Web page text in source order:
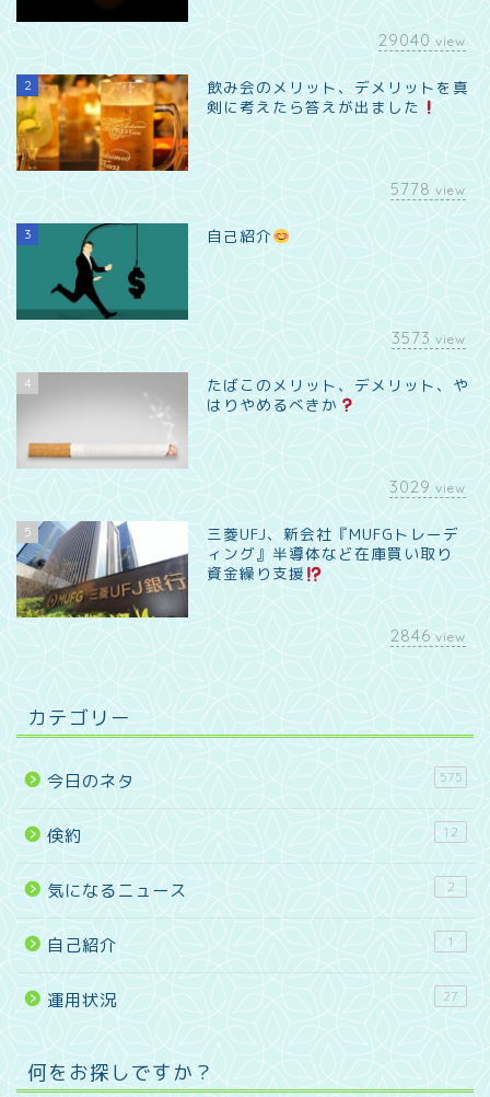
29040 view
2
飲み会のメリット、デメリットを真
剣に考えたら答えが出ました
5778 view
3 自己紹介
3573 view
4
たばこのメリット、デメリット、や
はりやめるべきか
3029 view
5
三菱UFJ、新会社『MUFGトレーデ
ィング』半導体など在庫買い取り
資金繰り支援
2846 view
カテゴリー
今日のネタ 575
倹約 12
気になるニュース 2
自己紹介 1
運用状況 27
何をお探しですか？